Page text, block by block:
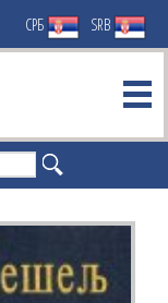
СРБ SRB